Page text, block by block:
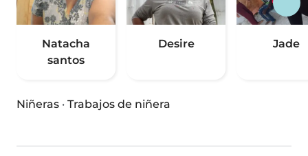
Natacha
santos
Desire Jade
Niñeras · Trabajos de niñera